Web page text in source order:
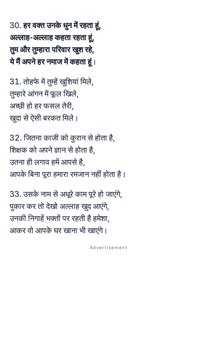
हर वक्त उनके धुन में रहता हूं,
अल्लाह-अल्लाह कहता रहता हूं,
तुम और तुम्हारा परिवार खुश रहे,
ये मैं अपने हर नमाज में कहता हूं।
तोहफे में तुम्हें खुशियां मिले,
तुम्हारे आंगन में फूल खिले,
अच्छी हो हर फसल तेरी,
खुदा से ऐसी बरकत मिले।
जितना काजी को कुरान से होता है,
शिक्षक को अपने ज्ञान से होता है,
उतना ही लगाव हमें आपसे है,
आपके बिना पूरा हमारा रमजान नहीं होता है।
उसके नाम से अधूरे काम पूरे हो जाएंगे,
पुकार कर तो देखो अल्लाह खुद आएंगे,
उनकी निगाहें भक्तों पर रहती है हमेशा,
आकर वो आपके घर खाना भी खाएंगे।